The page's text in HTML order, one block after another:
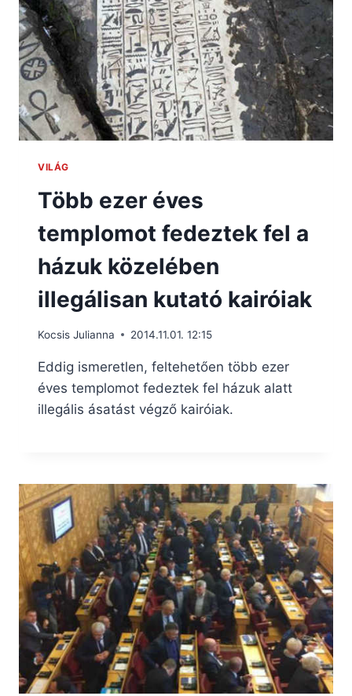
VILÁG
Több ezer éves
templomot fedeztek fel a
házuk közelében
illegálisan kutató kairóiak
Kocsis Julianna 2014.11.01. 12:15
Eddig ismeretlen, feltehetően több ezer
éves templomot fedeztek fel házuk alatt
illegális ásatást végző kairóiak.